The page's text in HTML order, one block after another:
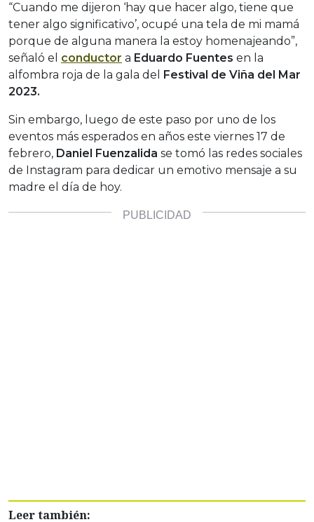
“Cuando me dijeron ‘hay que hacer algo, tiene que
tener algo significativo’, ocupé una tela de mi mamá
porque de alguna manera la estoy homenajeando”,
señaló el conductor a Eduardo Fuentes en la
alfombra roja de la gala del
Festival de Viña del Mar
2023.
Sin embargo, luego de este paso por uno de los
eventos más esperados en años este viernes 17 de
febrero, Daniel Fuenzalida se tomó las redes sociales
de Instagram para dedicar un emotivo mensaje a su
madre el día de hoy.
Leer también: